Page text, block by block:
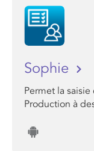
Sophie
Permet la
Production à